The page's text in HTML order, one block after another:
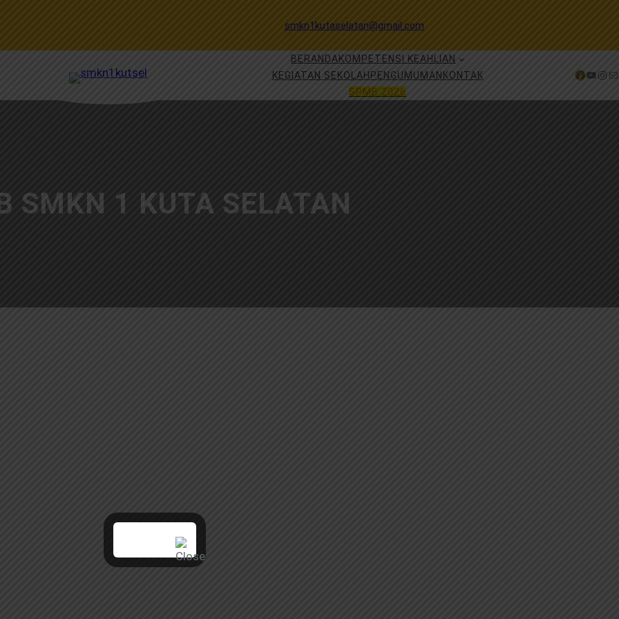
smkn1kutaselatan@gmail.com
BERANDAKOMPETENSI KEAHLIAN
KEGIATAN SEKOLAH PENGUMUMAN KONTAK
SPMB 2026
Facebook YouTube Instagram Mail
SMKN 1 KUTA SELATAN